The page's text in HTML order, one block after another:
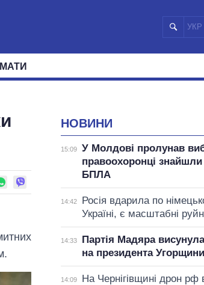
УКР
НОВИНИ
15:09
У Молдові пролунав
правоохоронці
БПЛА
14:42
Росія вдарила по
Україні, є масштабні
14:33
Партія Мадяра
на президента Угорщини
14:09
На Чернігівщині дрон рф